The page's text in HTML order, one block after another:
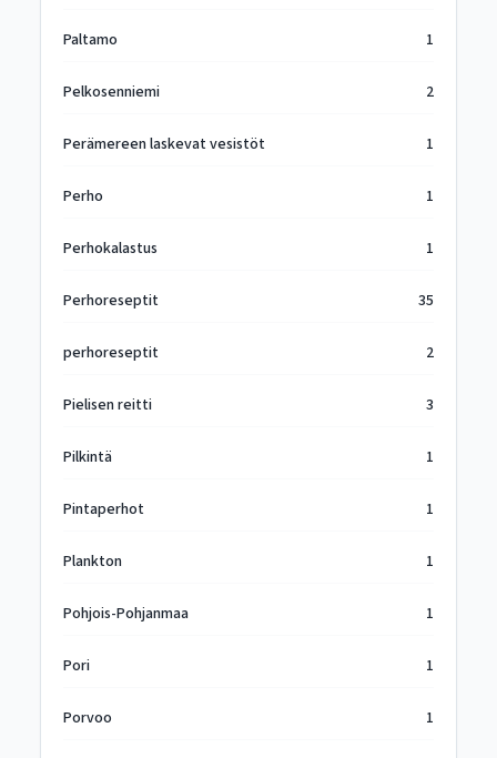
Paltamo 1
Pelkosenniemi 2
Perämereen laskevat vesistöt 1
Perho 1
Perhokalastus 1
Perhoreseptit 35
perhoreseptit 2
Pielisen reitti 3
Pilkintä 1
Pintaperhot 1
Plankton 1
Pohjois-Pohjanmaa 1
Pori 1
Porvoo 1